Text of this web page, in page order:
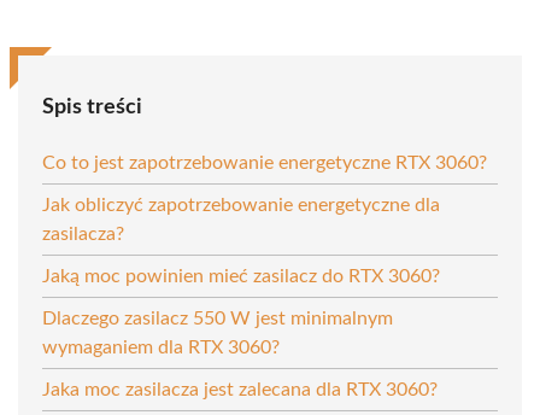
Spis treści
Co to jest zapotrzebowanie energetyczne RTX 3060?
Jak obliczyć zapotrzebowanie energetyczne dla
zasilacza?
Jaką moc powinien mieć zasilacz do RTX 3060?
Dlaczego zasilacz 550 W jest minimalnym
wymaganiem dla RTX 3060?
Jaka moc zasilacza jest zalecana dla RTX 3060?